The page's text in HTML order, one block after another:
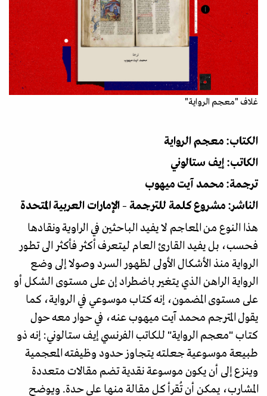
غلاف "معجم الرواية"
الكتاب: معجم الرواية
الكاتب: إيف ستالوني
ترجمة: محمد آيت ميهوب
الناشر: مشروع كلمة للترجمة – الإمارات العربية المتحدة
هذا النوع من المعاجم لا يفيد الباحثين في الراوية ونقادها
فحسب، بل يفيد القارئ العام ليتعرف أكثر فأكثر الى تطور
الرواية منذ الأشكال الأولى لظهور السرد وصولا إلى وضع
الرواية الراهن الذي يتغير باضطراد إن على مستوى الشكل أو
على مستوى المضمون، إنه كتاب موسوعي في الرواية، كما
يقول المترجم محمد آيت ميهوب عنه، في حوار معه حول
كتاب "معجم الرواية" للكاتب الفرنسي إيف ستالوني: إنه ذو
طبيعة موسوعية جعلته يتجاوز حدود وظيفته المعجمية
وينزع إلى أن يكون موسوعة نقدية تضم مقالات متعددة
المشارب، يمكن أن تُقرأ كل مقالة منها على حدة. ويوضح